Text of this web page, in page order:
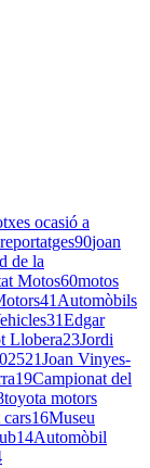
ocasió a
reportatges90joan
de la
Motos60motos
41 Automòbils
31Edgar
Llobera23Jordi
21Joan Vinyes-
19Campionat del
toyota motors
16Museu
14Automòbil